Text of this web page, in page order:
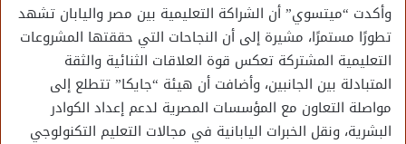
وأكدت “ميتسوي” أن الشراكة التعليمية بين مصر واليابان تشهد
تطورًا مستمرًا، مشيرة إلى أن النجاحات التي حققتها المشروعات
التعليمية المشتركة تعكس قوة العلاقات الثنائية والثقة
المتبادلة بين الجانبين، وأضافت أن هيئة “جايكا” تتطلع إلى
مواصلة التعاون مع المؤسسات المصرية لدعم إعداد الكوادر
البشرية، ونقل الخبرات اليابانية في مجالات التعليم التكنولوجي